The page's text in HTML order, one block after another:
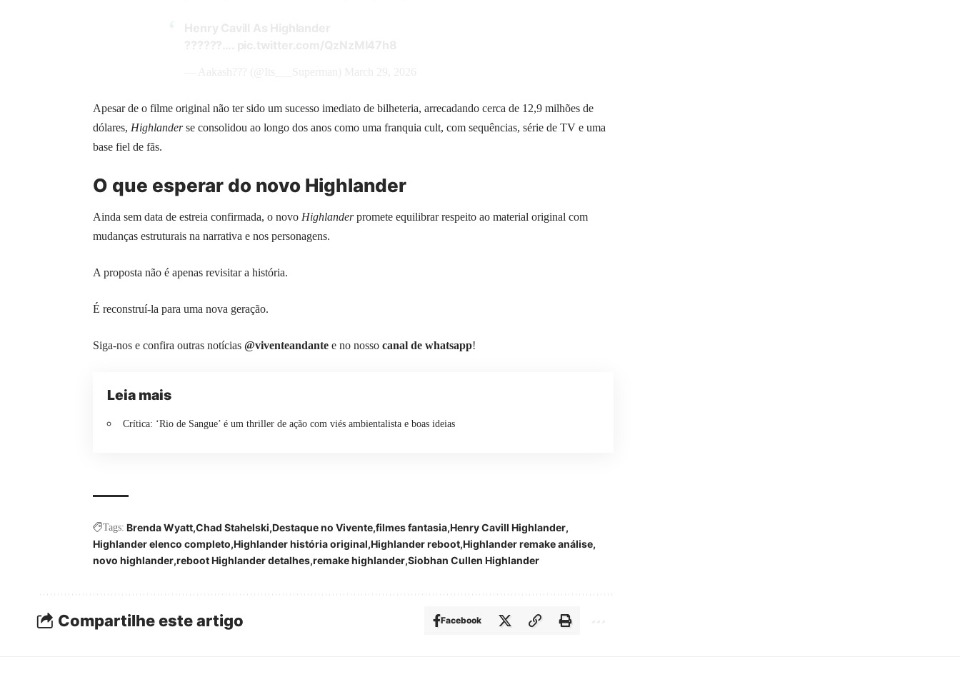
Apesar de o filme original não ter sido um sucesso imediato de bilheteria, arrecadando cerca de 12,9 milhões de
dólares, Highlanderse consolidou ao longo dos anos como uma franquia cult, com sequências, série de TV e uma
base fiel de fãs.
O que esperar do novo Highlander
Ainda sem data de estreia confirmada, o novo Highlanderpromete equilibrar respeito ao material original com
mudanças estruturais na narrativa e nos personagens.
A proposta não é apenas revisitar a história.
É reconstruí-la para uma nova geração.
Siga-nos e confira outras notícias @viventeandante e no nosso canal de whatsapp!
Leia mais
Crítica: ‘Rio de Sangue’ é um thriller de ação com viés ambientalista e boas ideias
Tags: Brenda Wyatt Chad Stahelski Destaque no Vivente filmes fantasia Henry Cavill Highlander
Highlander elenco completo Highlander história original Highlander reboot Highlander remake análise
novo highlander reboot Highlander detalhes remake highlander Siobhan Cullen Highlander
Compartilhe este artigo Facebook